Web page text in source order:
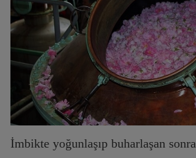
İmbikte yoğunlaşıp buharlaşan